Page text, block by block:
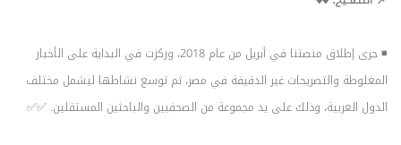
◾️ جرى إطلاق منصتنا في أبريل من عام 2018، وركزت في البداية على الأخبار
المغلوطة والتصريحات غير الدقيقة في مصر، ثم توسع نشاطها ليشمل مختلف
الدول العربية، وذلك على يد مجموعة من الصحفيين والباحثين المستقلين. ✅✅